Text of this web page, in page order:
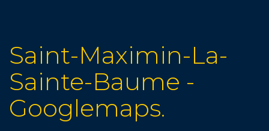
Saint-Maximin-La-
Sainte-Baume -
Googlemaps.